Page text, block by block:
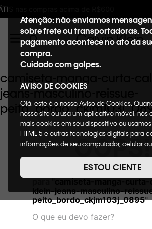
Ganhe 10%
Atenção: não enviamos
sobre frete ou transportadoras.
pagamento acontece no ato da
compra.
Cuidado com golpes.
AVISO DE COOKIES
Olá, este é o nosso Aviso de Cookies.
nosso site ou usa um aplicativo móvel, nós
mais cookies em seu dispositivo ou
HTML 5 e outras tecnologias digitais para
informações de seu computador, celular
de cookies, informaremos quais cookies
suas funções. A forma como processamos
nosso Aviso de Privacidade. Quando você
consideraremos isso como sua solicitação
fornecer a você toda a funcionalidade do
entre outros, a capacidade de comprar um
ESTOU CIENTE
camiseta-manga-curta-
jeans-masculino-reissue-
OOPS!
Não encontramos nenhum
klein-jeans-masculino-
peito_bordo_ckjm103j_0895"
O que eu devo fazer?